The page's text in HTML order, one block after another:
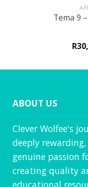
Tema 9
R
ABOUT US
Clever Wolfee's
deeply
genuine passion
creating quality
educational